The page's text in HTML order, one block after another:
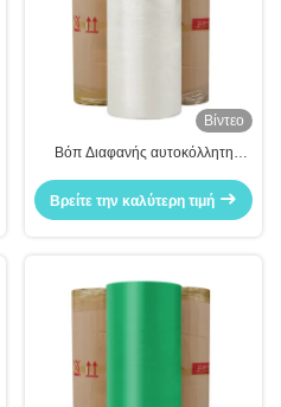
Βίντεο
Βόπ Διαφανής αυτοκόλλητη
Βρείτε την καλύτερη τιμή